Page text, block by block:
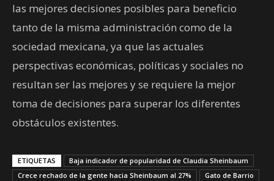
las mejores decisiones posibles para beneficio
tanto de la misma administración como de la
sociedad mexicana, ya que las actuales
perspectivas económicas, políticas y sociales no
resultan ser las mejores y se requiere la mejor
toma de decisiones para superar los diferentes
obstáculos existentes.
ETIQUETAS
Baja indicador de popularidad de Claudia Sheinbaum
Crece rechado de la gente hacia Sheinbaum al 27%
Gato de Barrio